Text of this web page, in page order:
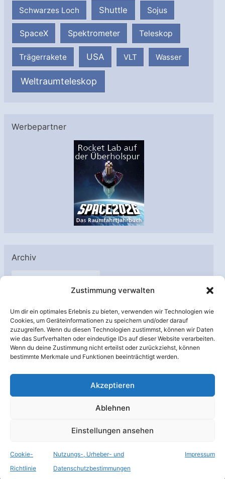
Zustimmung verwalten
Um dir ein optimales Erlebnis zu bieten, verwenden wir Technologien wie
Cookies, um Geräteinformationen zu speichern und/oder darauf
zuzugreifen. Wenn du diesen Technologien zustimmst, können wir Daten
wie das Surfverhalten oder eindeutige IDs auf dieser Website verarbeiten.
Wenn du deine Zustimmung nicht erteilst oder zurückziehst, können
bestimmte Merkmale und Funktionen beeinträchtigt werden.
Akzeptieren
Ablehnen
Einstellungen ansehen
Cookie-
Richtlinie
Nutzungs-, Urheber- und
Datenschutzbestimmungen
Impressum
Schwarzes Loch Shuttle Sojus
SpaceX Spektrometer Teleskop
Trägerrakete USA VLT Wasser
Weltraumteleskop
Werbepartner
Archiv
A
h
i
v
Unterstützt von:
© Raumfahrer Net e.V. 2026